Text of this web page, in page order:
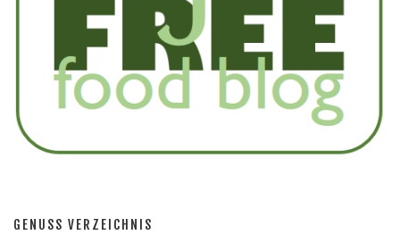
GENUSS VERZEICHNIS